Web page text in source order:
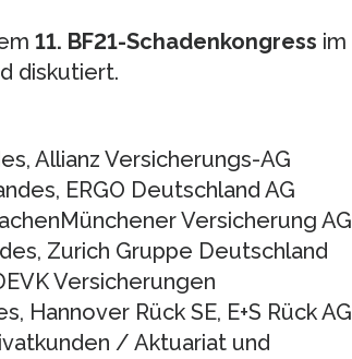
11. BF21-Schadenkongress im
diskutiert.
Allianz Versicherungs-AG
ERGO Deutschland AG
Versicherung AG
Zurich Gruppe Deutschland
Versicherungen
Hannover Rück SE, E+S Rück AG
/ Aktuariat und